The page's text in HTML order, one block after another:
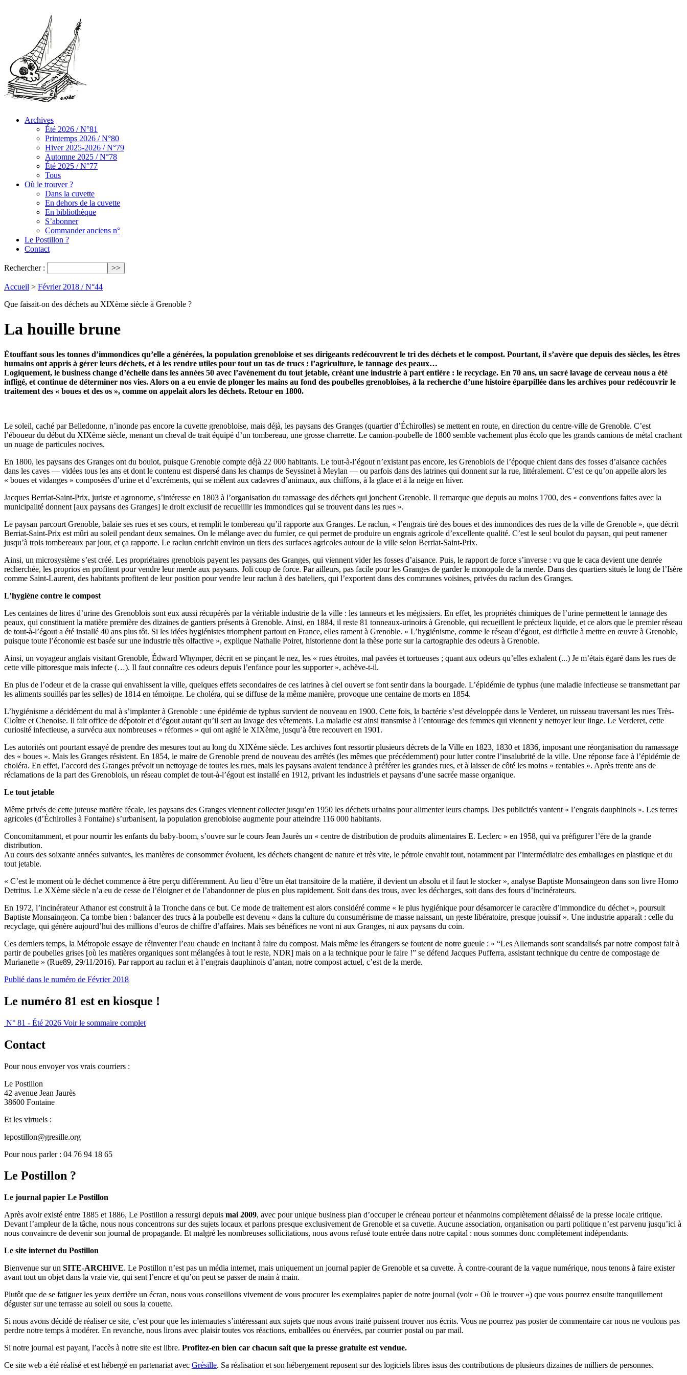
Archives
Été 2026 / N°81
Printemps 2026 / N°80
Hiver 2025-2026 / N°79
Automne 2025 / N°78
Été 2025 / N°77
Tous
Où le trouver ?
Dans la cuvette
En dehors de la cuvette
En bibliothèque
S’abonner
Commander anciens n°
Le Postillon ?
Contact
Rechercher :
Accueil > Février 2018 / N°44
Que faisait-on des déchets au XIXème siècle à Grenoble ?
La houille brune
Étouffant sous les tonnes d’immondices qu’elle a générées, la population grenobloise et ses dirigeants redécouvrent le tri des déchets et le compost. Pourtant, il s’avère que depuis des siècles, les êtres
humains ont appris à gérer leurs déchets, et à les rendre utiles pour tout un tas de trucs : l’agriculture, le tannage des peaux…
Logiquement, le business change d’échelle dans les années 50 avec l’avènement du tout jetable, créant une industrie à part entière : le recyclage. En 70 ans, un sacré lavage de cerveau nous a été
infligé, et continue de déterminer nos vies. Alors on a eu envie de plonger les mains au fond des poubelles grenobloises, à la recherche d’une histoire éparpillée dans les archives pour redécouvrir le
traitement des « boues et des os », comme on appelait alors les déchets. Retour en 1800.
Le soleil, caché par Belledonne, n’inonde pas encore la cuvette grenobloise, mais déjà, les paysans des Granges (quartier d’Échirolles) se mettent en route, en direction du centre-ville de Grenoble. C’est
l’éboueur du début du XIXème siècle, menant un cheval de trait équipé d’un tombereau, une grosse charrette. Le camion-poubelle de 1800 semble vachement plus écolo que les grands camions de métal crachant
un nuage de particules nocives.
En 1800, les paysans des Granges ont du boulot, puisque Grenoble compte déjà 22 000 habitants. Le tout-à-l’égout n’existant pas encore, les Grenoblois de l’époque chient dans des fosses d’aisance cachées
dans les caves — vidées tous les ans et dont le contenu est dispersé dans les champs de Seyssinet à Meylan — ou parfois dans des latrines qui donnent sur la rue, littéralement. C’est ce qu’on appelle alors les
« boues et vidanges » composées d’urine et d’excréments, qui se mêlent aux cadavres d’animaux, aux chiffons, à la glace et à la neige en hiver.
Jacques Berriat-Saint-Prix, juriste et agronome, s’intéresse en 1803 à l’organisation du ramassage des déchets qui jonchent Grenoble. Il remarque que depuis au moins 1700, des « conventions faites avec la
municipalité donnent [aux paysans des Granges] le droit exclusif de recueillir les immondices qui se trouvent dans les rues ».
Le paysan parcourt Grenoble, balaie ses rues et ses cours, et remplit le tombereau qu’il rapporte aux Granges. Le raclun, « l’engrais tiré des boues et des immondices des rues de la ville de Grenoble », que décrit
Berriat-Saint-Prix est mûri au soleil pendant deux semaines. On le mélange avec du fumier, ce qui permet de produire un engrais agricole d’excellente qualité. C’est le seul boulot du paysan, qui peut ramener
jusqu’à trois tombereaux par jour, et ça rapporte. Le raclun enrichit environ un tiers des surfaces agricoles autour de la ville selon Berriat-Saint-Prix.
Ainsi, un microsystème s’est créé. Les propriétaires grenoblois payent les paysans des Granges, qui viennent vider les fosses d’aisance. Puis, le rapport de force s’inverse : vu que le caca devient une denrée
recherchée, les proprios en profitent pour vendre leur merde aux paysans. Joli coup de force. Par ailleurs, pas facile pour les Granges de garder le monopole de la merde. Dans des quartiers situés le long de l’Isère
comme Saint-Laurent, des habitants profitent de leur position pour vendre leur raclun à des bateliers, qui l’exportent dans des communes voisines, privées du raclun des Granges.
L’hygiène contre le compost
Les centaines de litres d’urine des Grenoblois sont eux aussi récupérés par la véritable industrie de la ville : les tanneurs et les mégissiers. En effet, les propriétés chimiques de l’urine permettent le tannage des
peaux, qui constituent la matière première des dizaines de gantiers présents à Grenoble. Ainsi, en 1884, il reste 81 tonneaux-urinoirs à Grenoble, qui recueillent le précieux liquide, et ce alors que le premier réseau
de tout-à-l’égout a été installé 40 ans plus tôt. Si les idées hygiénistes triomphent partout en France, elles rament à Grenoble. « L’hygiénisme, comme le réseau d’égout, est difficile à mettre en œuvre à Grenoble,
puisque toute l’économie est basée sur une industrie très olfactive », explique Nathalie Poiret, historienne dont la thèse porte sur la cartographie des odeurs à Grenoble.
Ainsi, un voyageur anglais visitant Grenoble, Édward Whymper, décrit en se pinçant le nez, les « rues étroites, mal pavées et tortueuses ; quant aux odeurs qu’elles exhalent (...) Je m’étais égaré dans les rues de
cette ville pittoresque mais infecte (…). Il faut connaître ces odeurs depuis l’enfance pour les supporter », achève-t-il.
En plus de l’odeur et de la crasse qui envahissent la ville, quelques effets secondaires de ces latrines à ciel ouvert se font sentir dans la bourgade. L’épidémie de typhus (une maladie infectieuse se transmettant par
les aliments souillés par les selles) de 1814 en témoigne. Le choléra, qui se diffuse de la même manière, provoque une centaine de morts en 1854.
L’hygiénisme a décidément du mal à s’implanter à Grenoble : une épidémie de typhus survient de nouveau en 1900. Cette fois, la bactérie s’est développée dans le Verderet, un ruisseau traversant les rues Très-
Cloître et Chenoise. Il fait office de dépotoir et d’égout autant qu’il sert au lavage des vêtements. La maladie est ainsi transmise à l’entourage des femmes qui viennent y nettoyer leur linge. Le Verderet, cette
curiosité infectieuse, a survécu aux nombreuses « réformes » qui ont agité le XIXème, jusqu’à être recouvert en 1901.
Les autorités ont pourtant essayé de prendre des mesures tout au long du XIXème siècle. Les archives font ressortir plusieurs décrets de la Ville en 1823, 1830 et 1836, imposant une réorganisation du ramassage
des « boues ». Mais les Granges résistent. En 1854, le maire de Grenoble prend de nouveau des arrêtés (les mêmes que précédemment) pour lutter contre l’insalubrité de la ville. Une réponse face à l’épidémie de
choléra. En effet, l’accord des Granges prévoit un nettoyage de toutes les rues, mais les paysans avaient tendance à préférer les grandes rues, et à laisser de côté les moins « rentables ». Après trente ans de
réclamations de la part des Grenoblois, un réseau complet de tout-à-l’égout est installé en 1912, privant les industriels et paysans d’une sacrée masse organique.
Le tout jetable
Même privés de cette juteuse matière fécale, les paysans des Granges viennent collecter jusqu’en 1950 les déchets urbains pour alimenter leurs champs. Des publicités vantent « l’engrais dauphinois ». Les terres
agricoles (d’Échirolles à Fontaine) s’urbanisent, la population grenobloise augmente pour atteindre 116 000 habitants.
Concomitamment, et pour nourrir les enfants du baby-boom, s’ouvre sur le cours Jean Jaurès un « centre de distribution de produits alimentaires E. Leclerc » en 1958, qui va préfigurer l’ère de la grande
distribution.
Au cours des soixante années suivantes, les manières de consommer évoluent, les déchets changent de nature et très vite, le pétrole envahit tout, notamment par l’intermédiaire des emballages en plastique et du
tout jetable.
« C’est le moment où le déchet commence à être perçu différemment. Au lieu d’être un état transitoire de la matière, il devient un absolu et il faut le stocker », analyse Baptiste Monsaingeon dans son livre Homo
Detritus. Le XXème siècle n’a eu de cesse de l’éloigner et de l’abandonner de plus en plus rapidement. Soit dans des trous, avec les décharges, soit dans des fours d’incinérateurs.
En 1972, l’incinérateur Athanor est construit à la Tronche dans ce but. Ce mode de traitement est alors considéré comme « le plus hygiénique pour désamorcer le caractère d’immondice du déchet », poursuit
Baptiste Monsaingeon. Ça tombe bien : balancer des trucs à la poubelle est devenu « dans la culture du consumérisme de masse naissant, un geste libératoire, presque jouissif ». Une industrie apparaît : celle du
recyclage, qui génère aujourd’hui des millions d’euros de chiffre d’affaires. Mais ses bénéfices ne vont ni aux Granges, ni aux paysans du coin.
Ces derniers temps, la Métropole essaye de réinventer l’eau chaude en incitant à faire du compost. Mais même les étrangers se foutent de notre gueule : « “Les Allemands sont scandalisés par notre compost fait à
partir de poubelles grises [où les matières organiques sont mélangées à tout le reste, NDR] mais on a la technique pour le faire !” se défend Jacques Pufferra, assistant technique du centre de compostage de
Murianette » (Rue89, 29/11/2016). Par rapport au raclun et à l’engrais dauphinois d’antan, notre compost actuel, c’est de la merde.
Publié dans le numéro de Février 2018
Le numéro 81 est en kiosque !
N° 81 - Été 2026 Voir le sommaire complet
Contact
Pour nous envoyer vos vrais courriers :
Le Postillon
42 avenue Jean Jaurès
38600 Fontaine
Et les virtuels :
lepostillon@gresille.org
Pour nous parler : 04 76 94 18 65
Le Postillon ?
Le journal papier Le Postillon
Après avoir existé entre 1885 et 1886, Le Postillon a ressurgi depuis mai 2009, avec pour unique business plan d’occuper le créneau porteur et néanmoins complètement délaissé de la presse locale critique.
Devant l’ampleur de la tâche, nous nous concentrons sur des sujets locaux et parlons presque exclusivement de Grenoble et sa cuvette. Aucune association, organisation ou parti politique n’est parvenu jusqu’ici à
nous convaincre de devenir son journal de propagande. Et malgré les nombreuses sollicitations, nous avons refusé toute entrée dans notre capital : nous sommes donc complètement indépendants.
Le site internet du Postillon
Bienvenue sur un SITE-ARCHIVE. Le Postillon n’est pas un média internet, mais uniquement un journal papier de Grenoble et sa cuvette. À contre-courant de la vague numérique, nous tenons à faire exister
avant tout un objet dans la vraie vie, qui sent l’encre et qu’on peut se passer de main à main.
Plutôt que de se fatiguer les yeux derrière un écran, nous vous conseillons vivement de vous procurer les exemplaires papier de notre journal (voir « Où le trouver ») que vous pourrez ensuite tranquillement
déguster sur une terrasse au soleil ou sous la couette.
Si nous avons décidé de réaliser ce site, c’est pour que les internautes s’intéressant aux sujets que nous avons traité puissent trouver nos écrits. Vous ne pourrez pas poster de commentaire car nous ne voulons pas
perdre notre temps à modérer. En revanche, nous lirons avec plaisir toutes vos réactions, emballées ou énervées, par courrier postal ou par mail.
Si notre journal est payant, l’accès à notre site est libre. Profitez-en bien car chacun sait que la presse gratuite est vendue.
Ce site web a été réalisé et est hébergé en partenariat avec Grésille. Sa réalisation et son hébergement reposent sur des logiciels libres issus des contributions de plusieurs dizaines de milliers de personnes.